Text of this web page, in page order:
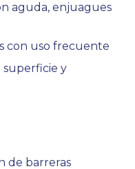
aguda, enjuagues
con uso frecuente
superficie y
de barreras